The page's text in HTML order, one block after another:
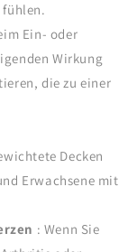
fühlen.
Ein- oder
Wirkung
die zu einer
Decken
Erwachsene mit
: Wenn Sie